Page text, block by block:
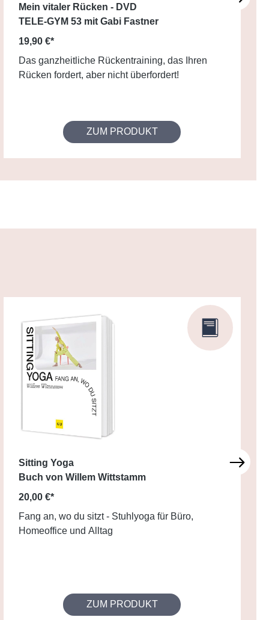
Mein vitaler Rücken - DVD
TELE-GYM 53 mit Gabi Fastner
19,90 €*
Das ganzheitliche Rückentraining, das Ihren
Rücken fordert, aber nicht überfordert!
ZUM PRODUKT
Sitting Yoga
Buch von Willem Wittstamm
20,00 €*
Fang an, wo du sitzt - Stuhlyoga für Büro,
Homeoffice und Alltag
ZUM PRODUKT